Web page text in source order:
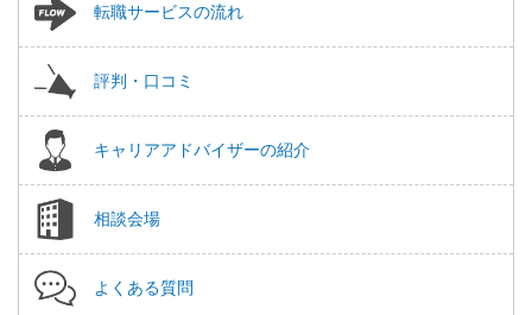
転職サービスの流れ
評判・口コミ
キャリアアドバイザーの紹介
相談会場
よくある質問